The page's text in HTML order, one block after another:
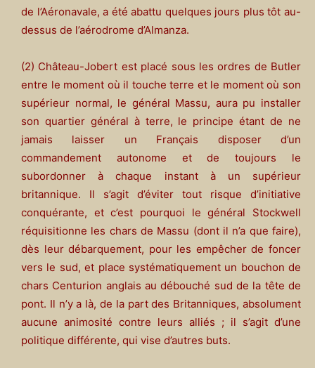
de l’Aéronavale, a été abattu quelques jours plus tôt au-
dessus de l’aérodrome d’Almanza.
(2) Château-Jobert est placé sous les ordres de Butler
entre le moment où il touche terre et le moment où son
supérieur normal, le général Massu, aura pu installer
son quartier général à terre, le principe étant de ne
jamais laisser un Français disposer d’un
commandement autonome et de toujours le
subordonner à chaque instant à un supérieur
britannique. Il s’agit d’éviter tout risque d’initiative
conquérante, et c’est pourquoi le général Stockwell
réquisitionne les chars de Massu (dont il n’a que faire),
dès leur débarquement, pour les empêcher de foncer
vers le sud, et place systématiquement un bouchon de
chars Centurion anglais au débouché sud de la tête de
pont. Il n’y a là, de la part des Britanniques, absolument
aucune animosité contre leurs alliés ; il s’agit d’une
politique différente, qui vise d’autres buts.